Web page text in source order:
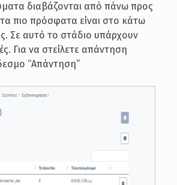
διαβάζονται από πάνω προς
πιο πρόσφατα είναι στο κάτω
Σε αυτό το στάδιο υπάρχουν
Για να στείλετε απάντηση
“Απάντηση”